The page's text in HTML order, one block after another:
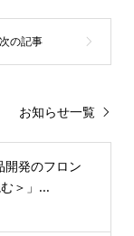
お知らせ一覧
発のフロン
＞」...